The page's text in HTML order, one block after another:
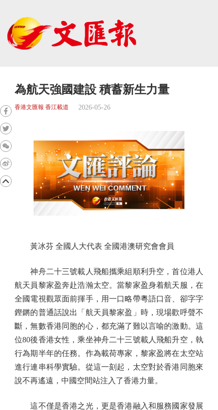
為航天強國建設 積蓄新生力量
香港文匯報 香江載道 2026-05-26
黃冰芬 全國人大代表 全國港澳研究會會員
神舟二十三號載人飛船攜乘組順利升空，首位港人
航天員黎家盈奔赴浩瀚太空。當黎家盈身着航天服，在
全國電視觀眾面前揮手，用一口略帶粵語口音、卻字字
鏗鏘的普通話說出「航天員黎家盈」時，現場歡呼聲不
斷，無數香港同胞的心，都充滿了難以言喻的激動。這
位80後香港女性，乘坐神舟二十三號載人飛船升空，執
行為期半年的任務。作為載荷專家，黎家盈將在太空站
進行連串科學實驗。從這一刻起，太空對於香港同胞來
說不再遙遠，中國空間站注入了香港力量。
這不僅是香港之光，更是香港融入和服務國家發展